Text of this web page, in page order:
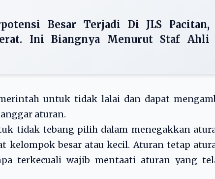
Besar Terjadi Di JLS Pacitan,
Ini Biangnya Menurut Staf Ahli
untuk tidak lalai dan dapat
aturan.
tidak tebang pilih dalam menegakkan
kelompok besar atau kecil. Aturan tetap
terkecuali wajib mentaati aturan yang